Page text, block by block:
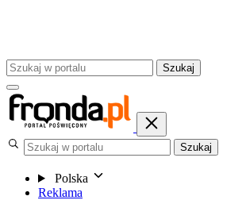
Szukaj
Szukaj
Polska
Reklama